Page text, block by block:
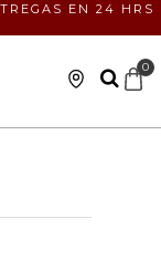
EN 24 HRS
0